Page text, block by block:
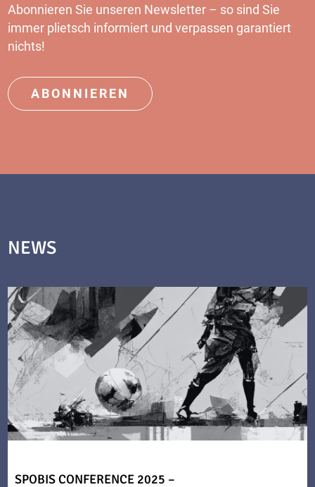
Abonnieren Sie unseren Newsletter – so sind Sie
immer plietsch informiert und verpassen garantiert
nichts!
ABONNIEREN
NEWS
SPOBIS CONFERENCE 2025 –